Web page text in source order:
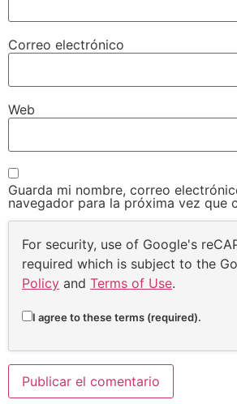
Correo electrónico
Web
Guarda mi nombre, correo
navegador para la próxima vez que
For security, use of Google's
required which is subject to the
Policy and Terms of Use.
I agree to these terms (required).